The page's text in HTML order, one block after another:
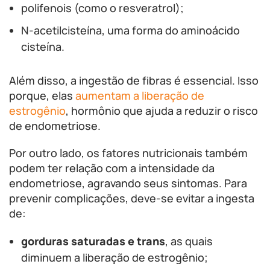
polifenois (como o resveratrol);
N-acetilcisteína, uma forma do aminoácido
cisteína.
Além disso, a ingestão de fibras é essencial. Isso
porque, elas aumentam a liberação de
estrogênio, hormônio que ajuda a reduzir o risco
de endometriose.
Por outro lado, os fatores nutricionais também
podem ter relação com a intensidade da
endometriose, agravando seus sintomas. Para
prevenir complicações, deve-se evitar a ingesta
de:
gorduras saturadas e trans, as quais
diminuem a liberação de estrogênio;